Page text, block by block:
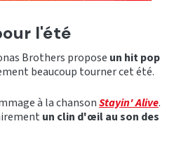
l'été
Brothers propose un hit pop
beaucoup tourner cet été.
à la chansonStayin' Alive.
un clin d'œil au son des